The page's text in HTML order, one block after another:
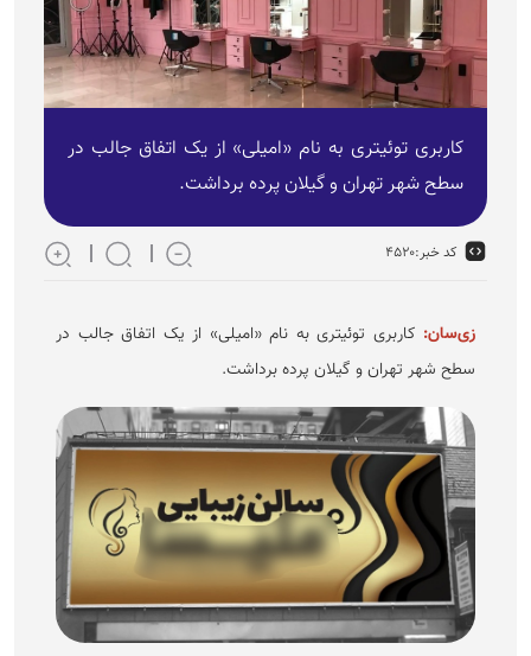
کاربری توئیتری به نام «امیلی» از یک اتفاق جالب در
سطح شهر تهران و گیلان پرده برداشت.
کد خبر:۴۵۲۰
زی‌سان: کاربری توئیتری به نام «امیلی» از یک اتفاق جالب در
سطح شهر تهران و گیلان پرده برداشت.